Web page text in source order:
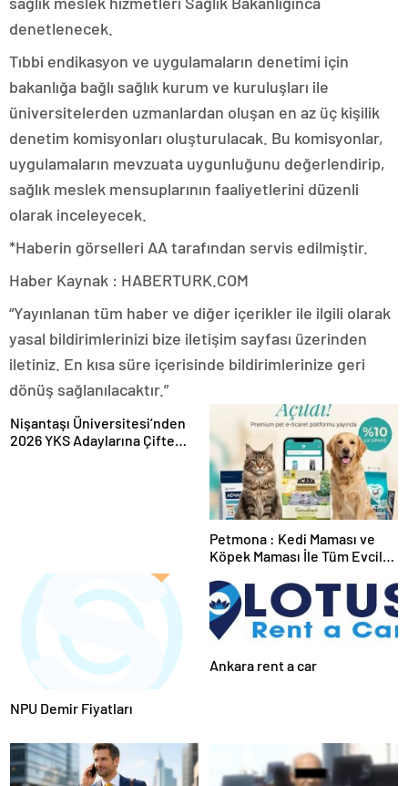
denetlenecek.
Tıbbi endikasyon ve uygulamaların denetimi için
bakanlığa bağlı sağlık kurum ve kuruluşları ile
üniversitelerden uzmanlardan oluşan en az üç kişilik
denetim komisyonları oluşturulacak. Bu komisyonlar,
uygulamaların mevzuata uygunluğunu değerlendirip,
sağlık meslek mensuplarının faaliyetlerini düzenli
olarak inceleyecek.
*Haberin görselleri AA tarafından servis edilmiştir.
Haber Kaynak : HABERTURK.COM
“Yayınlanan tüm haber ve diğer içerikler ile ilgili olarak
yasal bildirimlerinizi bize iletişim sayfası üzerinden
iletiniz. En kısa süre içerisinde bildirimlerinize geri
dönüş sağlanılacaktır.”
Nişantaşı Üniversitesi’nden
2026 YKS Adaylarına Çifte
Petmona : Kedi Maması ve
Köpek Maması İle Tüm Evcil
NPU Demir Fiyatları
Ankara rent a car